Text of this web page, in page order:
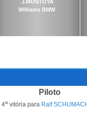
J.MONTOYA
Williams BMW
Piloto
4a vitória para Ralf